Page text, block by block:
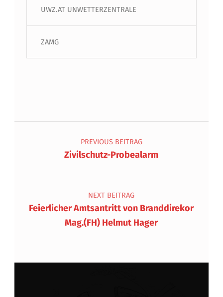
UWZ.AT UNWETTERZENTRALE
ZAMG
Beitragsnavigation
PREVIOUS BEITRAG
Zivilschutz-Probealarm
NEXT BEITRAG
Feierlicher Amtsantritt von Branddirekor
Mag.(FH) Helmut Hager